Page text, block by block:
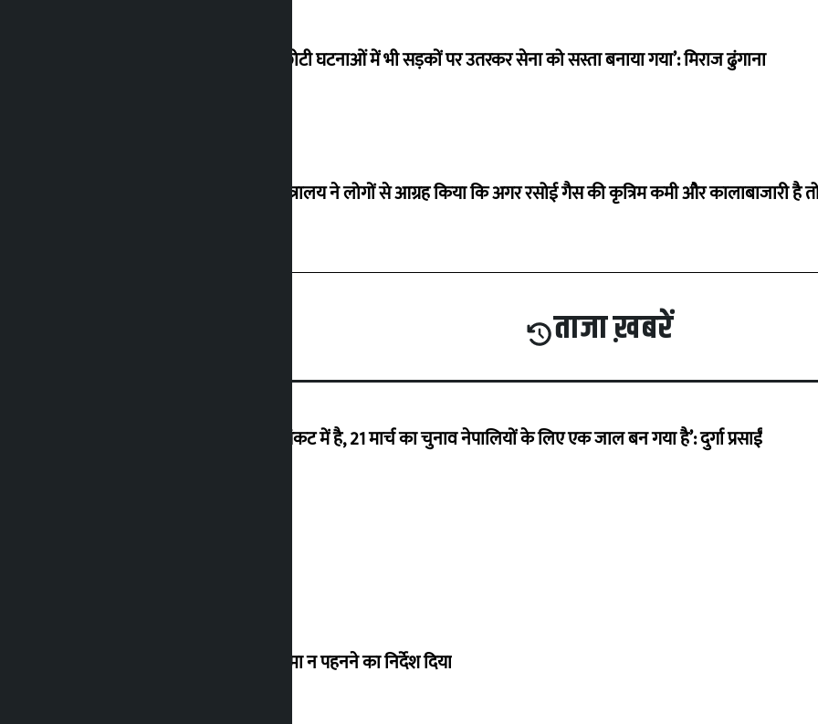
‘छोटी-छोटी घटनाओं में भी सड़कों पर उतरकर सेना को सस्ता बनाया गया’: मिराज ढुंगाना
उद्योग मंत्रालय ने लोगों से आग्रह किया कि अगर रसोई गैस की कृत्रिम कमी और कालाबाजारी है
ताजा ख़बरें
‘राजशाही के उन्मूलन के बाद से ही नेपाल संकट में है, 21 मार्च का चुनाव नेपालियों के लिए एक जाल बन गया है’: दुर्गा प्रसाईं
विधानसभा अध्यक्ष ने लोगों को संसद में चश्मा न पहनने का निर्देश दिया